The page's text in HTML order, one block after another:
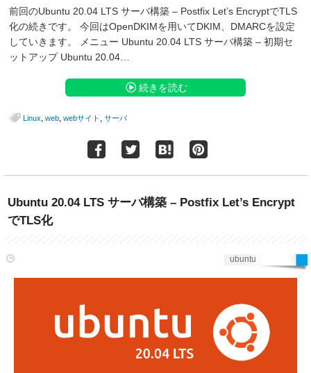
前回のUbuntu 20.04 LTS サーバ構築 – Postfix Let’s EncryptでTLS
化の続きです。 今回はOpenDKIMを用いてDKIM、DMARCを設定
していきます。 メニュー Ubuntu 20.04 LTS サーバ構築 – 初期セ
ットアップ Ubuntu 20.04…
続きを読む
Linux, web, webサイト , サーバ
Ubuntu 20.04 LTS サーバ構築 – Postfix Let’s Encrypt
でTLS化
ubuntu